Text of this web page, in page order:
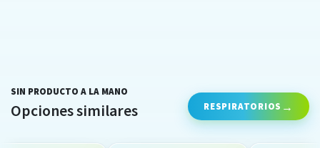
SIN PRODUCTO A LA MANO
Opciones similares RESPIRATORIOS